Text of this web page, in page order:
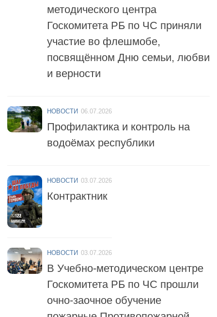
методического центра
Госкомитета РБ по ЧС приняли
участие во флешмобе,
посвящённом Дню семьи, любви
и верности
НОВОСТИ 06.07.2026
Профилактика и контроль на
водоёмах республики
НОВОСТИ 03.07.2026
Контрактник
НОВОСТИ 03.07.2026
В Учебно-методическом центре
Госкомитета РБ по ЧС прошли
очно-заочное обучение